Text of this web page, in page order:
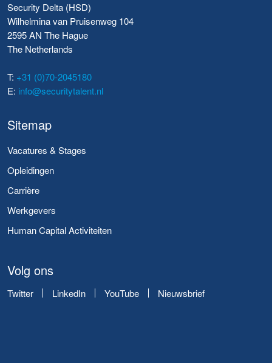
Security Delta (HSD)
Wilhelmina van Pruisenweg 104
2595 AN The Hague
The Netherlands
T: +31 (0)70-2045180
E: info@securitytalent.nl
Sitemap
Vacatures & Stages
Opleidingen
Carrière
Werkgevers
Human Capital Activiteiten
Volg ons
Twitter LinkedIn YouTube Nieuwsbrief